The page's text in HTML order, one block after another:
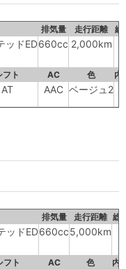
排気量 走行距離 総
ッドED660cc 2,000km
フト AC 色 内
AT AAC ベージュ2
排気量 走行距離 総
ッドED660cc5,000km
フト AC 色 内